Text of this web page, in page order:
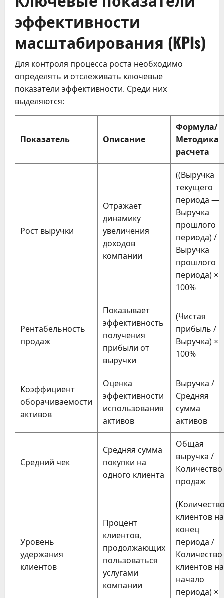
эффективности
масштабирования (KPIs)
Для контроля процесса роста необходимо
определять и отслеживать ключевые
показатели эффективности. Среди них
выделяются:
Показатель Описание
Формула/
Методика
расчета
Рост выручки
Отражает
динамику
увеличения
доходов
компании
((Выручка
текущего
периода —
Выручка
прошлого
периода) /
Выручка
прошлого
периода) ×
100%
Рентабельность
продаж
Показывает
эффективность
получения
прибыли от
выручки
(Чистая
прибыль /
Выручка) ×
100%
Коэффициент
оборачиваемости
активов
Оценка
эффективности
использования
активов
Выручка /
Средняя
сумма
активов
Средний чек
Средняя сумма
покупки на
одного клиента
Общая
выручка /
Количество
продаж
Уровень
удержания
клиентов
Процент
клиентов,
продолжающих
пользоваться
услугами
компании
клиентов на
конец
периода /
Количество
клиентов на
начало
периода) ×